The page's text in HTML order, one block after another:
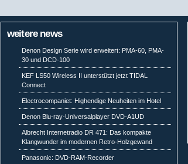
weitere news
Denon Design Serie wird erweitert: PMA-60, PMA-
30 und DCD-100
KEF LS50 Wireless II unterstützt jetzt TIDAL
Connect
Electrocompaniet: Highendige Neuheiten im Hotel
Denon Blu-ray-Universalplayer DVD-A1UD
Albrecht Internetradio DR 471: Das kompakte
Klangwunder im modernen Retro-Holzgewand
Panasonic: DVD-RAM-Recorder